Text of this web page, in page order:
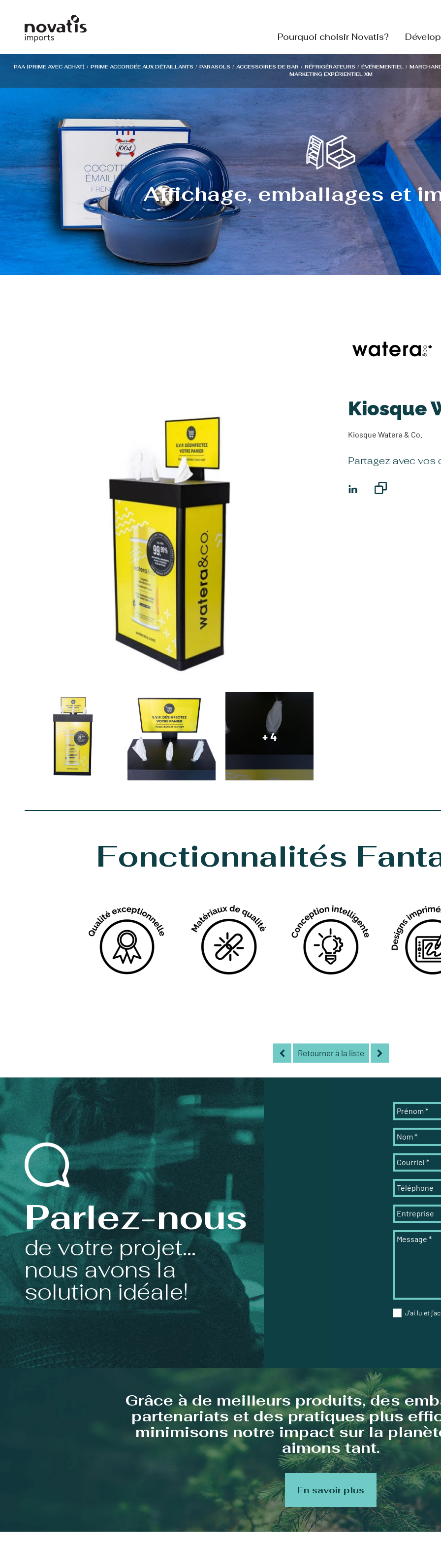
Pourquoi choisir Novatis?
PAA (PRIME AVEC ACHAT)/ PRIME ACCORDÉE AUX DÉTAILLANTS / PARASOLS / ACCESSOIRES DE BAR / RÉFRIGÉRATEURS / ÉVÉNEMENTIEL /
MARKETING EXPÉRIENTIEL XM
Affichage, emballages et
+ 4
Kiosque
Kiosque Watera & Co.
Partagez avec vos
Fonctionnalités
Retourner à la liste
Parlez-nous
de votre projet...
nous avons la
solution idéale!
Prénom *
Nom *
Courriel *
Téléphone
Entreprise
Message *
J'ai lu et
Grâce à de meilleurs produits, des
partenariats et des pratiques plus
minimisons notre impact sur la
aimons tant.
En savoir plus